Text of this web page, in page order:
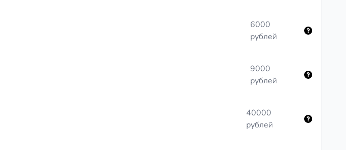
6000
рублей
9000
рублей
40000
рублей